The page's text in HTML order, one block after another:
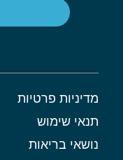
מדיניות פרטיות
תנאי שימוש
נושאי בריאות